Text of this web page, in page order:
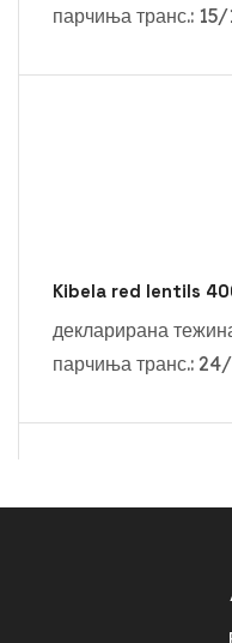
парчиња транс.:
Kibela red lentils
декларирана
парчиња транс.: